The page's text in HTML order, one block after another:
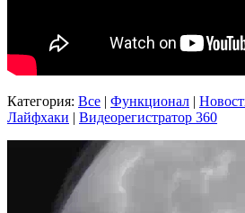
Категория: Все | Функционал |
Лайфхаки | Видеорегистратор 360